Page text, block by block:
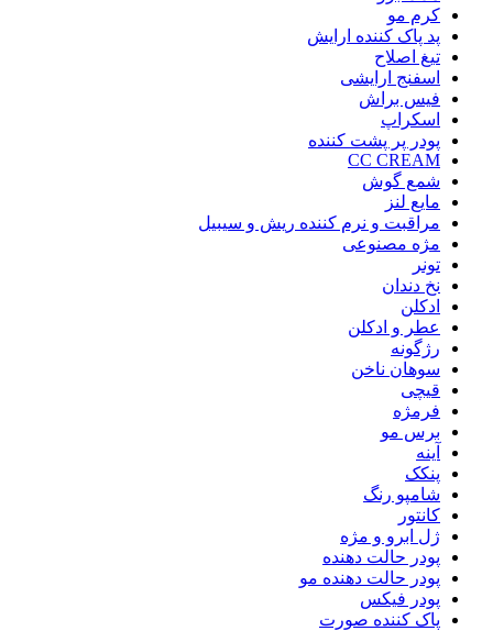
کرم مو
پد پاک کننده ارایش
تیغ اصلاح
اسفنج ارایشی
فیس براش
اسکراپ
پودر پر پشت کننده
CC CREAM
شمع گوش
مایع لنز
مراقبت و نرم کننده ریش و سیبیل
مژه مصنوعی
تونر
نخ دندان
ادکلن
عطر و ادکلن
رژگونه
سوهان ناخن
قیچی
فرمژه
برس مو
آینه
پنکک
شامپو رنگ
کانتور
ژل ابرو و مژه
پودر حالت دهنده
پودر حالت دهنده مو
پودر فیکس
پاک کننده صورت